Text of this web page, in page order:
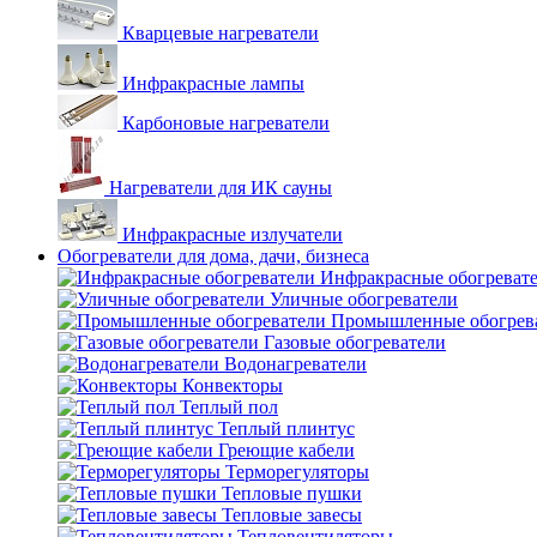
Кварцевые нагреватели
Инфракрасные лампы
Карбоновые нагреватели
Нагреватели для ИК сауны
Инфракрасные излучатели
Обогреватели для дома, дачи, бизнеса
Инфракрасные
Уличные обогреватели
Промышленные
Газовые обогреватели
Водонагреватели
Конвекторы
Теплый пол
Теплый плинтус
Греющие кабели
Терморегуляторы
Тепловые пушки
Тепловые завесы